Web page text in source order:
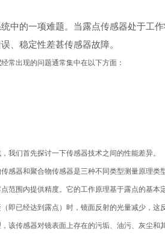
中的一项难题。当露点传感器处于工
、稳定性差甚传感器故障。
经常出现的问题通常集中在以下方面：
们首先探讨一下传感器技术之间的性能差异。
器和聚合物传感器是三种不同类型测量原理类型
围内提供精度。它的工作原理基于露点的基本
即已经达到露点）时，镜面反射的光量减少，
该传感器对镜表面上存在的污垢、油污、灰尘